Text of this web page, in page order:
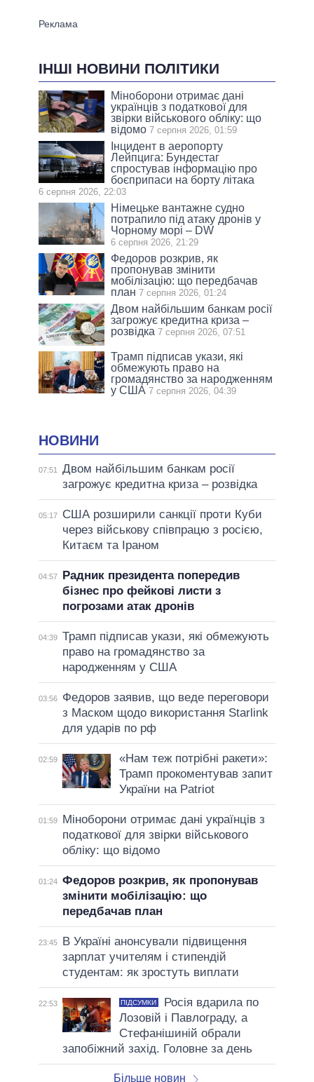
ІНШІ НОВИНИ ПОЛІТИКИ
Міноборони отримає дані
українців з податкової для
звірки військового обліку: що
відомо 7 серпня 2026, 01:59
Інцидент в аеропорту
Лейпцига: Бундестаг
спростував інформацію про
боєприпаси на борту літака
6 серпня 2026, 22:03
Німецьке вантажне судно
потрапило під атаку дронів у
Чорному морі – DW
6 серпня 2026, 21:29
Федоров розкрив, як
пропонував змінити
мобілізацію: що передбачав
план 7 серпня 2026, 01:24
Двом найбільшим банкам росії
загрожує кредитна криза –
розвідка 7 серпня 2026, 07:51
Трамп підписав укази, які
обмежують право на
громадянство за народженням
у США 7 серпня 2026, 04:39
НОВИНИ
07:51
Двом найбільшим банкам росії
загрожує кредитна криза – розвідка
05:17
США розширили санкції проти Куби
через військову співпрацю з росією,
Китаєм та Іраном
04:57
Радник президента попередив
бізнес про фейкові листи з
погрозами атак дронів
04:39 Трамп підписав укази, які обмежують
право на громадянство за
народженням у США
03:56
Федоров заявив, що веде переговори
з Маском щодо використання Starlink
для ударів по рф
02:59
«Нам теж потрібні ракети»:
Трамп прокоментував запит
України на Patriot
01:59
Міноборони отримає дані українців з
податкової для звірки військового
обліку: що відомо
01:24 Федоров розкрив, як пропонував
змінити мобілізацію: що
передбачав план
23:45
В Україні анонсували підвищення
зарплат учителям і стипендій
студентам: як зростуть виплати
22:53 ПІДСУМКИ
Росія вдарила по
Лозовій і Павлограду, а
Стефанішиній обрали
запобіжний захід. Головне за день
Більше новин